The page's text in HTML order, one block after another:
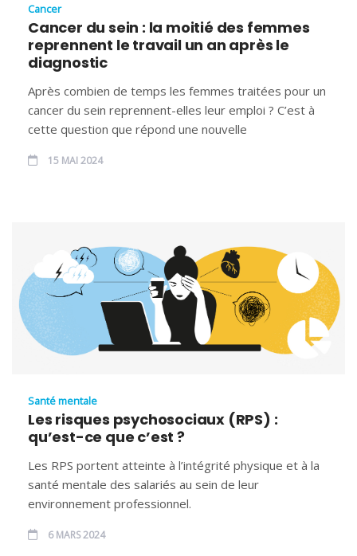
Cancer
Cancer du sein : la moitié des femmes
reprennent le travail un an après le
diagnostic
Après combien de temps les femmes traitées pour un
cancer du sein reprennent-elles leur emploi ? C’est à
cette question que répond une nouvelle
15 MAI 2024
Santé mentale
Les risques psychosociaux (RPS) :
qu’est-ce que c’est ?
Les RPS portent atteinte à l’intégrité physique et à la
santé mentale des salariés au sein de leur
environnement professionnel.
6 MARS 2024